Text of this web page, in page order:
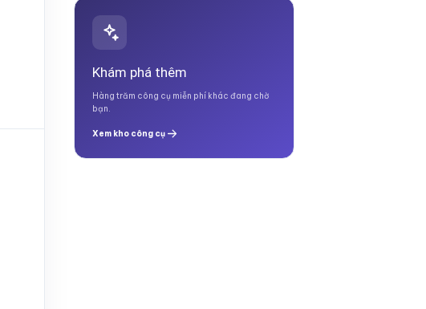
Khám phá thêm
Hàng trăm công cụ miễn phí khác đang chờ
bạn.
Xem kho công cụ